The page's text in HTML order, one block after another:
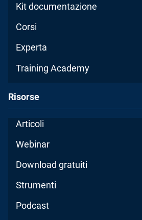
Kit documentazione
Corsi
Experta
Training Academy
Risorse
Articoli
Webinar
Download gratuiti
Strumenti
Podcast